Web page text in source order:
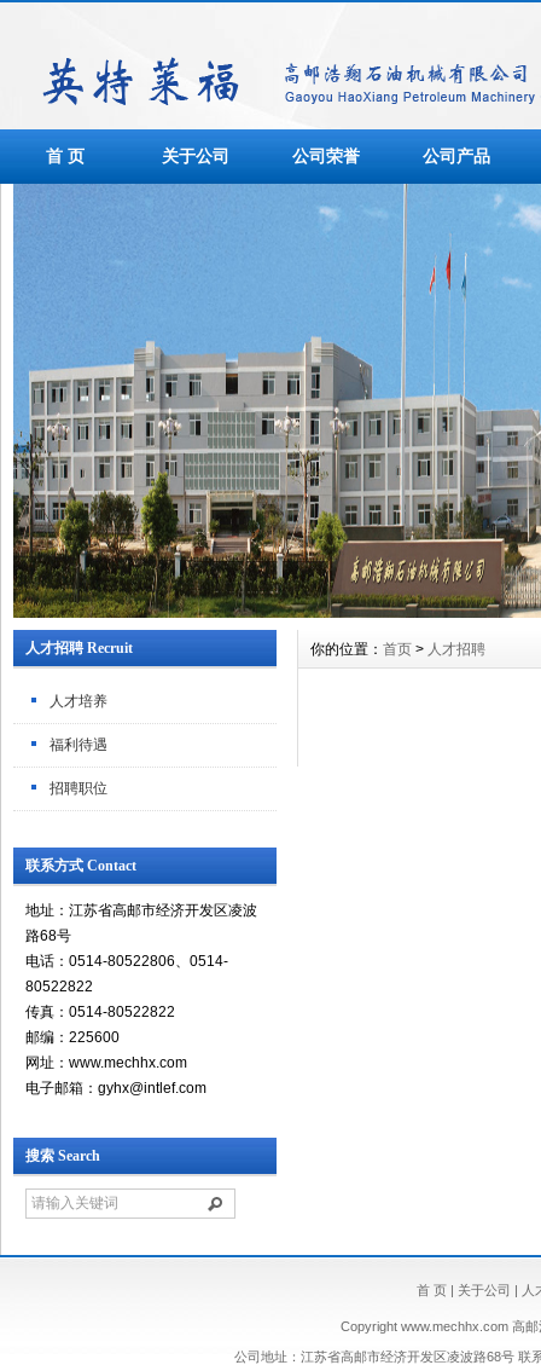
首 页 关于公司 公司荣誉 公司产品
人才招聘 Recruit
人才培养
福利待遇
招聘职位
联系方式 Contact
地址：江苏省高邮市经济开发区凌波
路68号
电话：0514-80522806、0514-
80522822
传真：0514-80522822
邮编：225600
网址：www.mechhx.com
电子邮箱：gyhx@intlef.com
搜索 Search
你的位置： 首页 > 人才招聘
首 页 | 关于公司 | 人
Copyright www.mechhx.com高邮
公司地址：江苏省高邮市经济开发区凌波路68号 联